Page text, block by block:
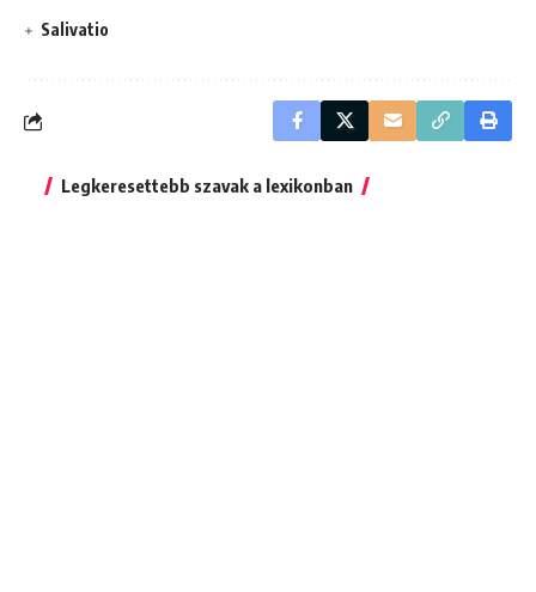
Salivatio
Legkeresettebb szavak a lexikonban